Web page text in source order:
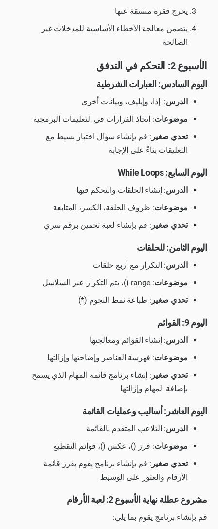
يخرج فقرة منسقة عنها
يتضمن معالجة الأخطاء الأساسية للمدخلات غير
الصالحة
الأسبوع 2: التحكم في التدفق
اليوم السادس: العبارات الشرطية
الدرس:: إذا، وإيليف، وبيانات أخرى
موضوعات: اتخاذ القرارات في التعليمات البرمجية
تحدي صغير : قم بإنشاء سؤال اختبار بسيط مع
التعليقات بناءً على الإجابة
اليوم السابع: While Loops
الدرس: إنشاء الحلقات والتحكم فيها
موضوعات: ظروف الحلقة، الكسر، المتابعة
تحدي صغير : قم بإنشاء لعبة تخمين برقم سري
اليوم الثامن: للحلقات
الدرس: التكرار مع أربع حلقات
موضوعات: range ()، يتم التكرار عبر السلاسل
تحدي صغير : طباعة نمط النجوم (*)
اليوم 9: القوائم
الدرس: إنشاء القوائم ومعالجتها
موضوعات: فهرسة العناصر وإضاحتها وإزالتها
تحدي صغير : إنشاء برنامج قائمة المهام الذي يسمح
بإضافة المهام وإزالتها
اليوم العاشر: أساليب وعمليات القائمة
الدرس: التلاعب المتقدم بالقائمة
موضوعات: فرز ()، عكس ()، قوائم التقطيع
تحدي صغير : قم بإنشاء برنامج يقوم بفرز قائمة
الأرقام والعثور على الوسيط
مشروع عطلة نهاية الأسبوع 2: لعبة الأرقام
قم بإنشاء برنامج يقوم بما يلي: